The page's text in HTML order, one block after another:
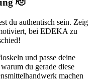
🫡
du authentisch sein. Zeig
bei EDEKA zu
und passe deine
du gerade diese
machen